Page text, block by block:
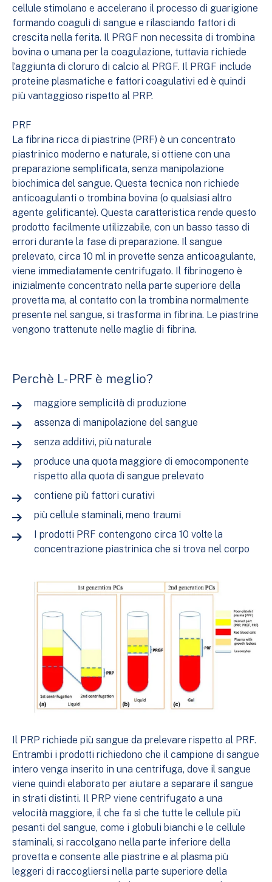
cellule stimolano e accelerano il processo di guarigione
formando coaguli di sangue e rilasciando fattori di
crescita nella ferita. Il PRGF non necessita di trombina
bovina o umana per la coagulazione, tuttavia richiede
l’aggiunta di cloruro di calcio al PRGF. Il PRGF include
proteine plasmatiche e fattori coagulativi ed è quindi
più vantaggioso rispetto al PRP.
PRF
La fibrina ricca di piastrine (PRF) è un concentrato
piastrinico moderno e naturale, si ottiene con una
preparazione semplificata, senza manipolazione
biochimica del sangue. Questa tecnica non richiede
anticoagulanti o trombina bovina (o qualsiasi altro
agente gelificante). Questa caratteristica rende questo
prodotto facilmente utilizzabile, con un basso tasso di
errori durante la fase di preparazione. Il sangue
prelevato, circa 10 ml in provette senza anticoagulante,
viene immediatamente centrifugato. Il fibrinogeno è
inizialmente concentrato nella parte superiore della
provetta ma, al contatto con la trombina normalmente
presente nel sangue, si trasforma in fibrina. Le piastrine
vengono trattenute nelle maglie di fibrina.
Perchè L- PRF è meglio?
maggiore semplicità di produzione
assenza di manipolazione del sangue
senza additivi, più naturale
produce una quota maggiore di emocomponente
rispetto alla quota di sangue prelevato
contiene più fattori curativi
più cellule staminali, meno traumi
I prodotti PRF contengono circa 10 volte la
concentrazione piastrinica che si trova nel corpo
Il PRP richiede più sangue da prelevare rispetto al PRF.
Entrambi i prodotti richiedono che il campione di sangue
intero venga inserito in una centrifuga, dove il sangue
viene quindi elaborato per aiutare a separare il sangue
in strati distinti. Il PRP viene centrifugato a una
velocità maggiore, il che fa sì che tutte le cellule più
pesanti del sangue, come i globuli bianchi e le cellule
staminali, si raccolgano nella parte inferiore della
provetta e consente alle piastrine e al plasma più
leggeri di raccogliersi nella parte superiore della